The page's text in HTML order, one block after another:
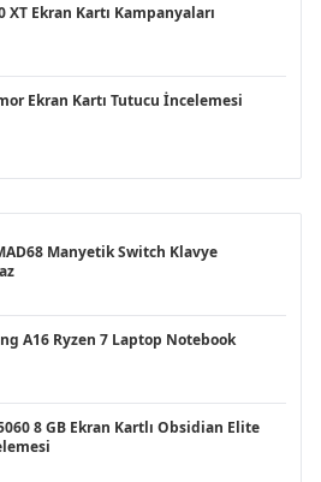
XT Ekran Kartı Kampanyaları
Ekran Kartı Tutucu İncelemesi
Manyetik Switch Klavye
A16 Ryzen 7 Laptop Notebook
8 GB Ekran Kartlı Obsidian Elite